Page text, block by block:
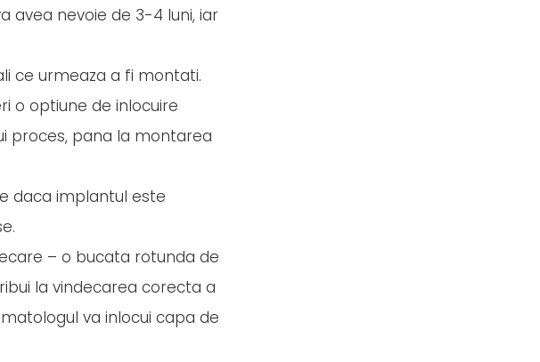
avea nevoie de 3-4 luni, iar
ce urmeaza a fi montati.
o optiune de inlocuire
proces, pana la montarea
daca implantul este
– o bucata rotunda de
la vindecarea corecta a
va inlocui capa de